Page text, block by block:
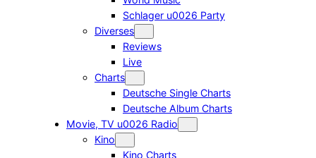
Schlager u0026 Party
Diverses
Reviews
Live
Charts
Deutsche Single Charts
Deutsche Album Charts
Movie, TV u0026 Radio
Kino
Kino Charts